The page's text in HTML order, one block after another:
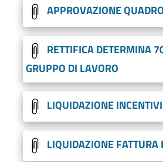
APPROVAZIONE
RETTIFICA DETERMINA
GRUPPO DI LAVORO
LIQUIDAZIONE
LIQUIDAZIONE